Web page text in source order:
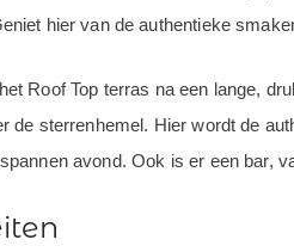
hier van de authentieke
Roof Top terras na een lange,
de sterrenhemel. Hier wordt de
avond. Ook is er een bar,